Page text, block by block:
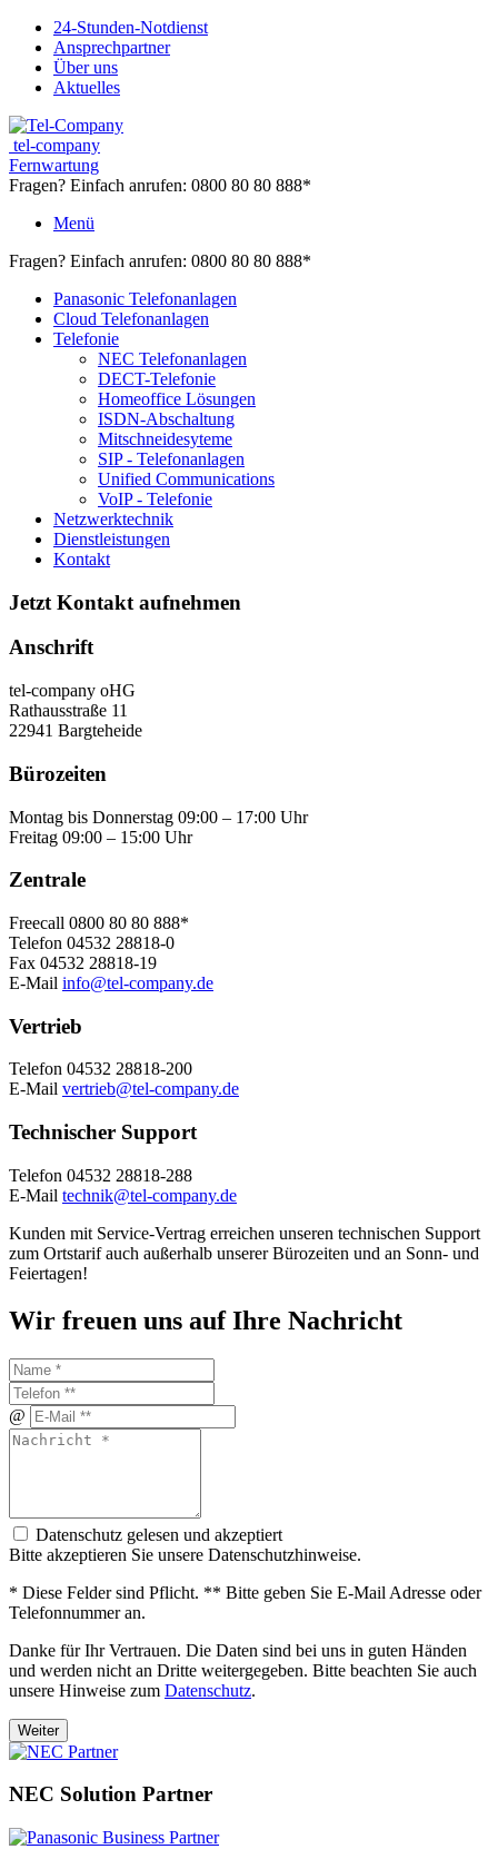
24-Stunden-Notdienst
Ansprechpartner
Über uns
Aktuelles
tel-company
Fernwartung
Fragen? Einfach anrufen: 0800 80 80 888*
Menü
Fragen? Einfach anrufen: 0800 80 80 888*
Panasonic Telefonanlagen
Cloud Telefonanlagen
Telefonie
NEC Telefonanlagen
DECT-Telefonie
Homeoffice Lösungen
ISDN-Abschaltung
Mitschneidesyteme
SIP - Telefonanlagen
Unified Communications
VoIP - Telefonie
Netzwerktechnik
Dienstleistungen
Kontakt
Jetzt Kontakt aufnehmen
Anschrift
tel-company oHG
Rathausstraße 11
22941 Bargteheide
Bürozeiten
Montag bis Donnerstag 09:00 – 17:00 Uhr
Freitag 09:00 – 15:00 Uhr
Zentrale
Freecall 0800 80 80 888*
Telefon 04532 28818-0
Fax 04532 28818-19
E-Mail info@tel-company.de
Vertrieb
Telefon 04532 28818-200
E-Mail vertrieb@tel-company.de
Technischer Support
Telefon 04532 28818-288
E-Mail technik@tel-company.de
Kunden mit Service-Vertrag erreichen unseren technischen Support
zum Ortstarif auch außerhalb unserer Bürozeiten und an Sonn- und
Feiertagen!
Wir freuen uns auf Ihre Nachricht
@
Datenschutz gelesen und akzeptiert
Bitte akzeptieren Sie unsere Datenschutzhinweise.
* Diese Felder sind Pflicht. ** Bitte geben Sie E-Mail Adresse oder
Telefonnummer an.
Danke für Ihr Vertrauen. Die Daten sind bei uns in guten Händen
und werden nicht an Dritte weitergegeben. Bitte beachten Sie auch
unsere Hinweise zum Datenschutz.
Weiter
NEC Solution Partner